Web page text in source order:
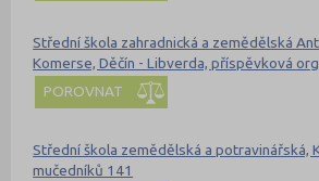
Střední škola zahradnická a zemědělská
Komerse, Děčín - Libverda, příspěvková
POROVNAT
Střední škola zemědělská a potravinářská,
mučedníků 141